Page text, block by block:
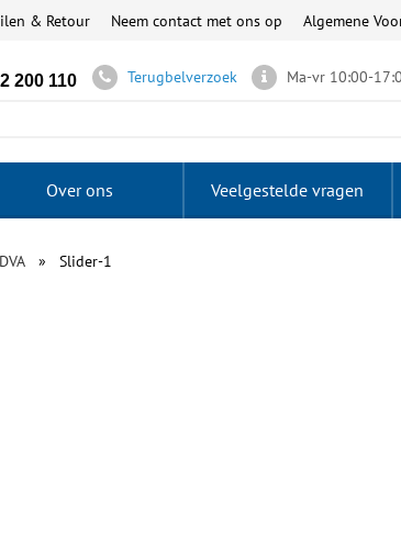
& Retour Neem contact met ons op Algemene
200 110 Terugbelverzoek
Ma-vr 10:00-
Over ons Veelgestelde vragen
Slider-1